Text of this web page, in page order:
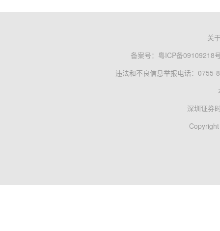
关
备案号： 粤ICP备09109218
违法和不良信息举报电话：0755-
深圳证券